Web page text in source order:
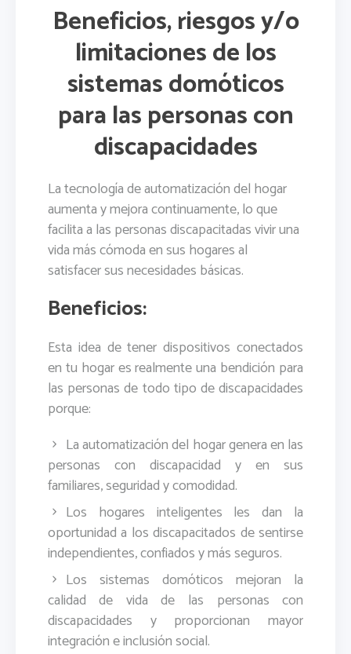
Beneficios, riesgos y/o
limitaciones de los
sistemas domóticos
para las personas con
discapacidades
La tecnología de automatización del hogar
aumenta y mejora continuamente, lo que
facilita a las personas discapacitadas vivir una
vida más cómoda en sus hogares al
satisfacer sus necesidades básicas.
Beneficios:
Esta idea de tener dispositivos conectados
en tu hogar es realmente una bendición para
las personas de todo tipo de discapacidades
porque:
La automatización del hogar genera en las
personas con discapacidad y en sus
familiares, seguridad y comodidad.
Los hogares inteligentes les dan la
oportunidad a los discapacitados de sentirse
independientes, confiados y más seguros.
Los sistemas domóticos mejoran la
calidad de vida de las personas con
discapacidades y proporcionan mayor
integración e inclusión social.